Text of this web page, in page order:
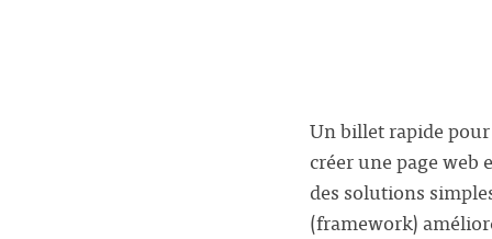
Un billet rapide
créer une page web
des solutions
(framework)